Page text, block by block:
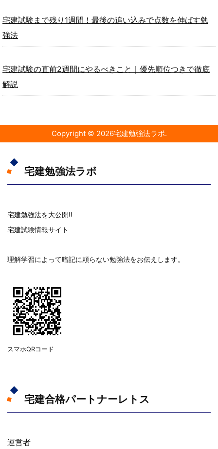
宅建試験まで残り1週間！最後の追い込みで点数を伸ばす勉
強法
宅建試験の直前2週間にやるべきこと｜優先順位つきで徹底
解説
Copyright © 2026宅建勉強法ラボ.
宅建勉強法ラボ
宅建勉強法を大公開!!
宅建試験情報サイト
理解学習によって暗記に頼らない勉強法をお伝えします。
スマホQRコード
宅建合格パートナーレトス
運営者